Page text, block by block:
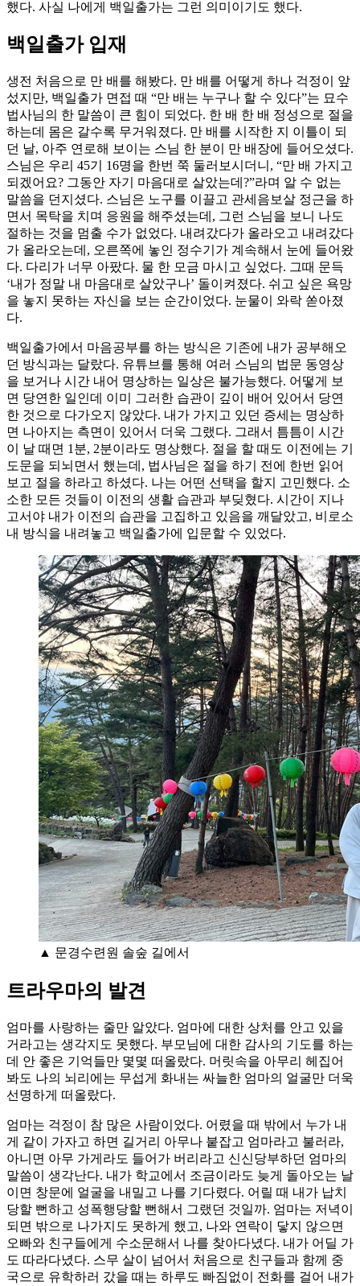
했다. 사실 나에게 백일출가는 그런 의미이기도 했다.
백일출가 입재
생전 처음으로 만 배를 해봤다. 만 배를 어떻게 하나 걱정이 앞
섰지만, 백일출가 면접 때 “만 배는 누구나 할 수 있다”는 묘수
법사님의 한 말씀이 큰 힘이 되었다. 한 배 한 배 정성으로 절을
하는데 몸은 갈수록 무거워졌다. 만 배를 시작한 지 이틀이 되
던 날, 아주 연로해 보이는 스님 한 분이 만 배장에 들어오셨다.
스님은 우리 45기 16명을 한번 쭉 둘러보시더니, “만 배 가지고
되겠어요? 그동안 자기 마음대로 살았는데?”라며 알 수 없는
말씀을 던지셨다. 스님은 노구를 이끌고 관세음보살 정근을 하
면서 목탁을 치며 응원을 해주셨는데, 그런 스님을 보니 나도
절하는 것을 멈출 수가 없었다. 내려갔다가 올라오고 내려갔다
가 올라오는데, 오른쪽에 놓인 정수기가 계속해서 눈에 들어왔
다. 다리가 너무 아팠다. 물 한 모금 마시고 싶었다. 그때 문득
‘내가 정말 내 마음대로 살았구나’ 돌이켜졌다. 쉬고 싶은 욕망
을 놓지 못하는 자신을 보는 순간이었다. 눈물이 와락 쏟아졌
다.
백일출가에서 마음공부를 하는 방식은 기존에 내가 공부해오
던 방식과는 달랐다. 유튜브를 통해 여러 스님의 법문 동영상
을 보거나 시간 내어 명상하는 일상은 불가능했다. 어떻게 보
면 당연한 일인데 이미 그러한 습관이 깊이 배어 있어서 당연
한 것으로 다가오지 않았다. 내가 가지고 있던 증세는 명상하
면 나아지는 측면이 있어서 더욱 그랬다. 그래서 틈틈이 시간
이 날 때면 1분, 2분이라도 명상했다. 절을 할 때도 이전에는 기
도문을 되뇌면서 했는데, 법사님은 절을 하기 전에 한번 읽어
보고 절을 하라고 하셨다. 나는 어떤 선택을 할지 고민했다. 소
소한 모든 것들이 이전의 생활 습관과 부딪혔다. 시간이 지나
고서야 내가 이전의 습관을 고집하고 있음을 깨달았고, 비로소
내 방식을 내려놓고 백일출가에 입문할 수 있었다.
▲ 문경수련원 솔숲 길에서
트라우마의 발견
엄마를 사랑하는 줄만 알았다. 엄마에 대한 상처를 안고 있을
거라고는 생각지도 못했다. 부모님에 대한 감사의 기도를 하는
데 안 좋은 기억들만 몇몇 떠올랐다. 머릿속을 아무리 헤집어
봐도 나의 뇌리에는 무섭게 화내는 싸늘한 엄마의 얼굴만 더욱
선명하게 떠올랐다.
엄마는 걱정이 참 많은 사람이었다. 어렸을 때 밖에서 누가 내
게 같이 가자고 하면 길거리 아무나 붙잡고 엄마라고 불러라,
아니면 아무 가게라도 들어가 버리라고 신신당부하던 엄마의
말씀이 생각난다. 내가 학교에서 조금이라도 늦게 돌아오는 날
이면 창문에 얼굴을 내밀고 나를 기다렸다. 어릴 때 내가 납치
당할 뻔하고 성폭행당할 뻔해서 그랬던 것일까. 엄마는 저녁이
되면 밖으로 나가지도 못하게 했고, 나와 연락이 닿지 않으면
오빠와 친구들에게 수소문해서 나를 찾아다녔다. 내가 어딜 가
도 따라다녔다. 스무 살이 넘어서 처음으로 친구들과 함께 중
국으로 유학하러 갔을 때는 하루도 빠짐없이 전화를 걸어 내가